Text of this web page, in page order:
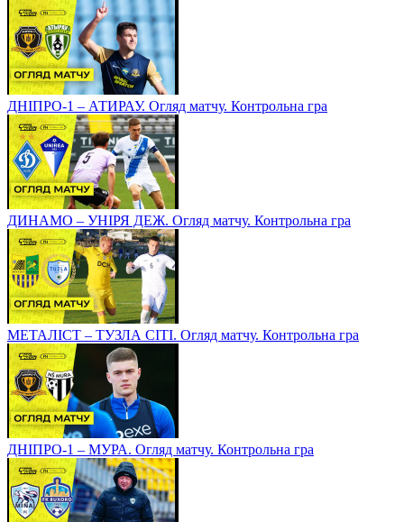
ДНІПРО-1 – АТИРАУ. Огляд матчу. Контрольна гра
ДИНАМО – УНІРЯ ДЕЖ. Огляд матчу. Контрольна гра
МЕТАЛІСТ – ТУЗЛА СІТІ. Огляд матчу. Контрольна гра
ДНІПРО-1 – МУРА. Огляд матчу. Контрольна гра